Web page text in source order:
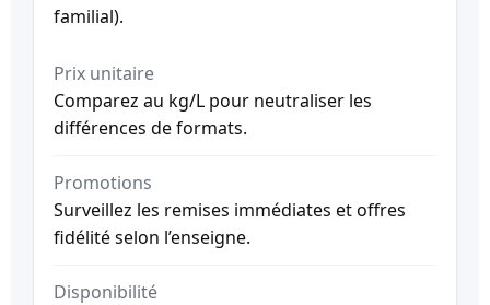
familial).
Prix unitaire
Comparez au kg/L pour neutraliser les
différences de formats.
Promotions
Surveillez les remises immédiates et offres
fidélité selon l’enseigne.
Disponibilité